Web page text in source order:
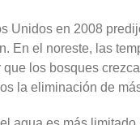
Unidos en 2008
En el noreste, las
los bosques
la eliminación de